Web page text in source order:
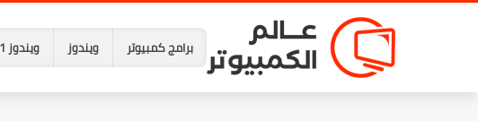
برامج كمبيوتر ويندوز ويندوز 11